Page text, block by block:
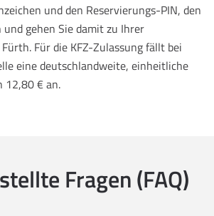
und den Reservierungs-PIN, den
gehen Sie damit zu Ihrer
Für die KFZ-Zulassung fällt bei
eine deutschlandweite, einheitliche
12,80 € an.
Fragen (FAQ)